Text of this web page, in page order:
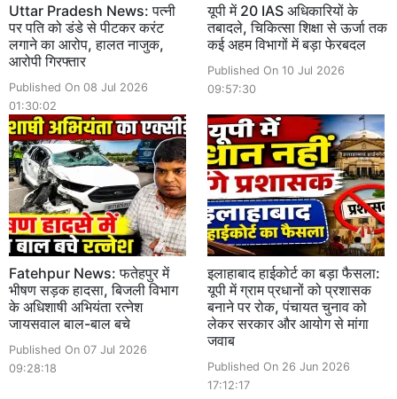
Uttar Pradesh News: पत्नी
पर पति को डंडे से पीटकर करंट
लगाने का आरोप, हालत नाजुक,
आरोपी गिरफ्तार
Published On 08 Jul 2026
01:30:02
यूपी में 20 IAS अधिकारियों के
तबादले, चिकित्सा शिक्षा से ऊर्जा तक
कई अहम विभागों में बड़ा फेरबदल
Published On 10 Jul 2026
09:57:30
Fatehpur News: फतेहपुर में
भीषण सड़क हादसा, बिजली विभाग
के अधिशाषी अभियंता रत्नेश
जायसवाल बाल-बाल बचे
Published On 07 Jul 2026
09:28:18
इलाहाबाद हाईकोर्ट का बड़ा फैसला:
यूपी में ग्राम प्रधानों को प्रशासक
बनाने पर रोक, पंचायत चुनाव को
लेकर सरकार और आयोग से मांगा
जवाब
Published On 26 Jun 2026
17:12:17